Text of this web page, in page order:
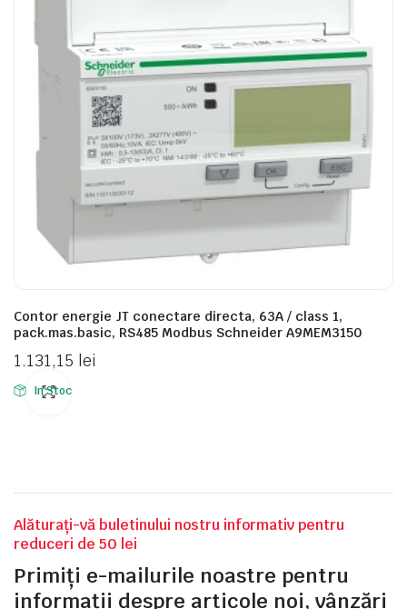
Contor energie JT conectare directa, 63A / class 1,
pack.mas.basic, RS485 Modbus Schneider A9MEM3150
1.131,15 lei
In Stoc
Alăturați-vă buletinului nostru informativ pentru
reduceri de 50 lei
Primiți e-mailurile noastre pentru
informații despre articole noi, vânzări